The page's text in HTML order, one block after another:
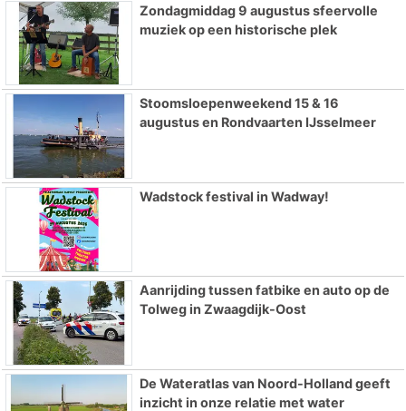
Zondagmiddag 9 augustus sfeervolle
muziek op een historische plek
Stoomsloepenweekend 15 & 16
augustus en Rondvaarten IJsselmeer
Wadstock festival in Wadway!
Aanrijding tussen fatbike en auto op de
Tolweg in Zwaagdijk-Oost
De Wateratlas van Noord-Holland geeft
inzicht in onze relatie met water